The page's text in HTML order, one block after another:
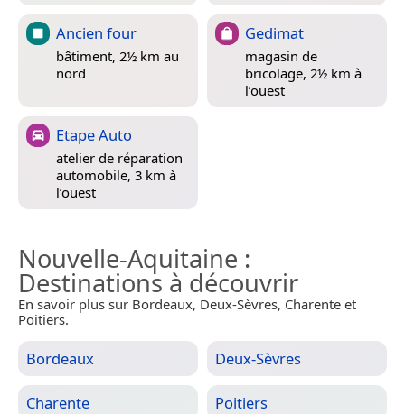
Ancien four
bâtiment, 2½ km au
nord
Gedimat
magasin de
bricolage, 2½ km à
l’ouest
Etape Auto
atelier de réparation
automobile, 3 km à
l’ouest
Nouvelle-Aquitaine :
Destinations à découvrir
En savoir plus sur Bordeaux, Deux-Sèvres, Charente et
Poitiers.
Bordeaux Deux-Sèvres
Charente Poitiers